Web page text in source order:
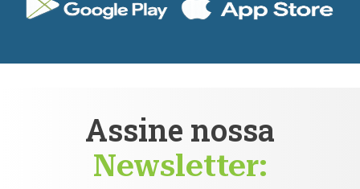
Assine nossa
Newsletter: